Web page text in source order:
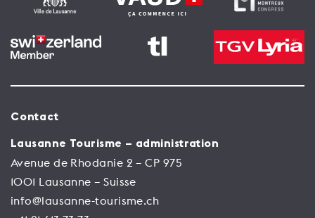
Contact
Lausanne Tourisme – administration
Avenue de Rhodanie 2 – CP 975
1001 Lausanne – Suisse
info@lausanne-tourisme.ch